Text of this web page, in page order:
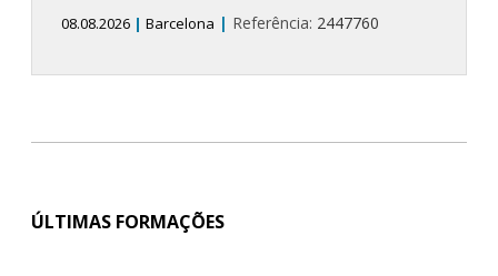
08.08.2026 | Barcelona | Referência: 2447760
ÚLTIMAS FORMAÇÕES